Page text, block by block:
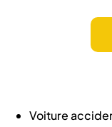
Voiture